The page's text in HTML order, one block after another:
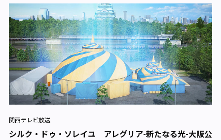
関西テレビ放送
シルク・ドゥ・ソレイユ アレグリア-新たなる光-大阪公